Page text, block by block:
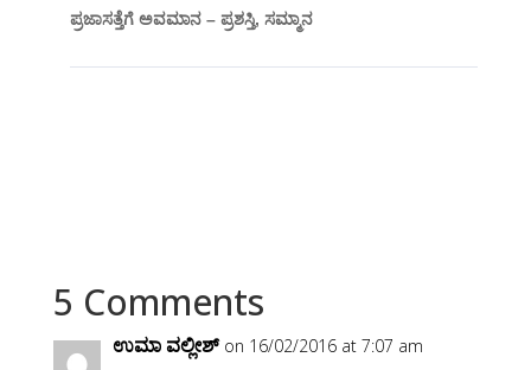
ಪ್ರಜಾಸತ್ತೆಗೆ ಅವಮಾನ – ಪ್ರಶಸ್ತಿ, ಸಮ್ಮಾನ
5 Comments
ಉಮಾ ವಲ್ಲೀಶ್ on 16/02/2016 at 7:07 am